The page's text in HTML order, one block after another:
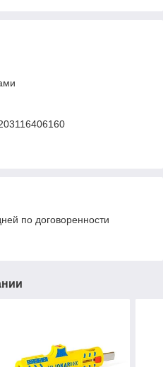
по договоренности